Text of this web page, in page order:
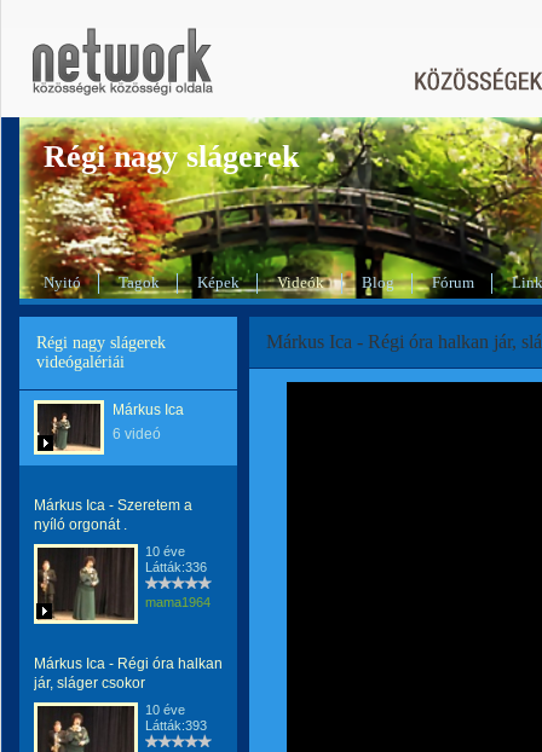
Régi nagy slágerek
Nyitó Tagok Képek Videók Blog Fórum
Régi nagy slágerek
videógalériái
Márkus Ica
6 videó
Márkus Ica - Szeretem a
nyíló orgonát .
10 éve
Látták:336
mama1964
Márkus Ica - Régi óra halkan
jár, sláger csokor
10 éve
Látták:393
Márkus Ica - Régi óra halkan jár,